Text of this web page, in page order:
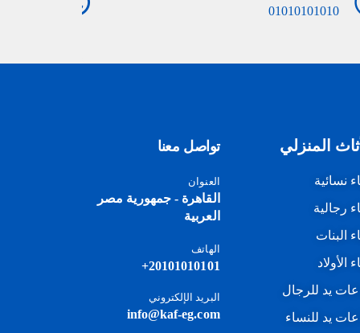
01010101010
المنزلي
نسائية
رجالية
البنات
الأولاد
يد للرجال
يد للنساء
تواصل معنا
العنوان
القاهرة - جمهورية مصر
العربية
الهاتف
20101010101+
البريد الإلكتروني
info@kaf-eg.com